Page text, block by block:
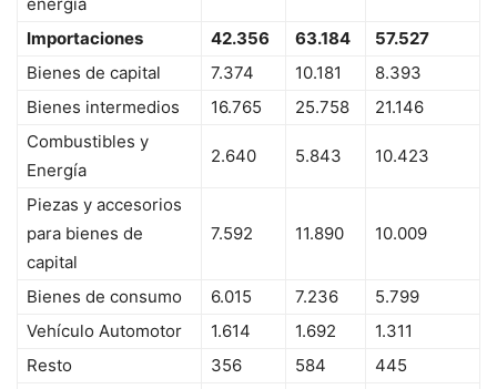
Importaciones 42.356 63.184
57.527
Bienes de capital
7.374 10.181
8.393
Bienes intermedios
16.765 25.758
21.146
Combustibles y
Energía
2.640 5.843 10.423
Piezas y accesorios
para bienes de
capital
7.592 11.890 10.009
Bienes de consumo 6.015 7.236
5.799
Vehículo Automotor
1.614 1.692
1.311
Resto
356 584
445